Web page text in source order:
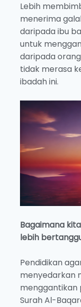
Lebih
menerima
daripada ibu
untuk
daripada
tidak merasa
ibadah ini.
Bagaimana
lebih
Pendidikan
menyedarkan
menggantikan
Surah Al-